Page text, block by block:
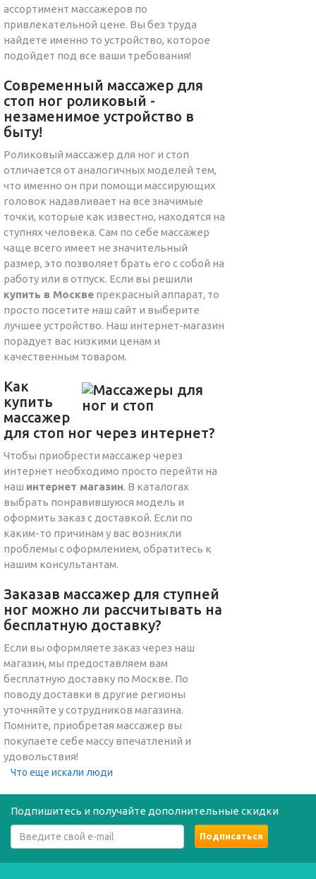
ассортимент массажеров по
привлекательной цене. Вы без труда
найдете именно то устройство, которое
подойдет под все ваши требования!
Современный массажер для
стоп ног роликовый -
незаменимое устройство в
быту!
Роликовый массажер для ног и стоп
отличается от аналогичных моделей тем,
что именно он при помощи массирующих
головок надавливает на все значимые
точки, которые как известно, находятся на
ступнях человека. Сам по себе массажер
чаще всего имеет не значительный
размер, это позволяет брать его с собой на
работу или в отпуск. Если вы решили
купить в Москве прекрасный аппарат, то
просто посетите наш сайт и выберите
лучшее устройство. Наш интернет-магазин
порадует вас низкими ценам и
качественным товаром.
Как
купить
массажер
для стоп ног через интернет?
Чтобы приобрести массажер через
интернет необходимо просто перейти на
наш интернет магазин. В каталогах
выбрать понравившуюся модель и
оформить заказ с доставкой. Если по
каким-то причинам у вас возникли
проблемы с оформлением, обратитесь к
нашим консультантам.
Заказав массажер для ступней
ног можно ли рассчитывать на
бесплатную доставку?
Если вы оформляете заказ через наш
магазин, мы предоставляем вам
бесплатную доставку по Москве. По
поводу доставки в другие регионы
уточняйте у сотрудников магазина.
Помните, приобретая массажер вы
покупаете себе массу впечатлений и
удовольствия!
Что еще искали люди
Подпишитесь и получайте дополнительные скидки